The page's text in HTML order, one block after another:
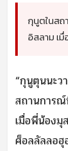
กุนูตในสถ
อิสลาม เ
“กุนูตุนนะ
สถานการ
เมื่อพี่น้อง
ศ็อลลัลลอ